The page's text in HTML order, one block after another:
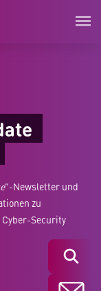
Suchen
”-Newsletter und
zu
Security